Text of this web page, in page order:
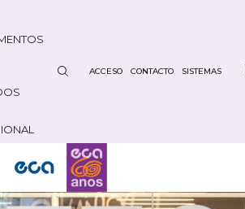
contenido
ACCESO CONTACTO SISTEMAS